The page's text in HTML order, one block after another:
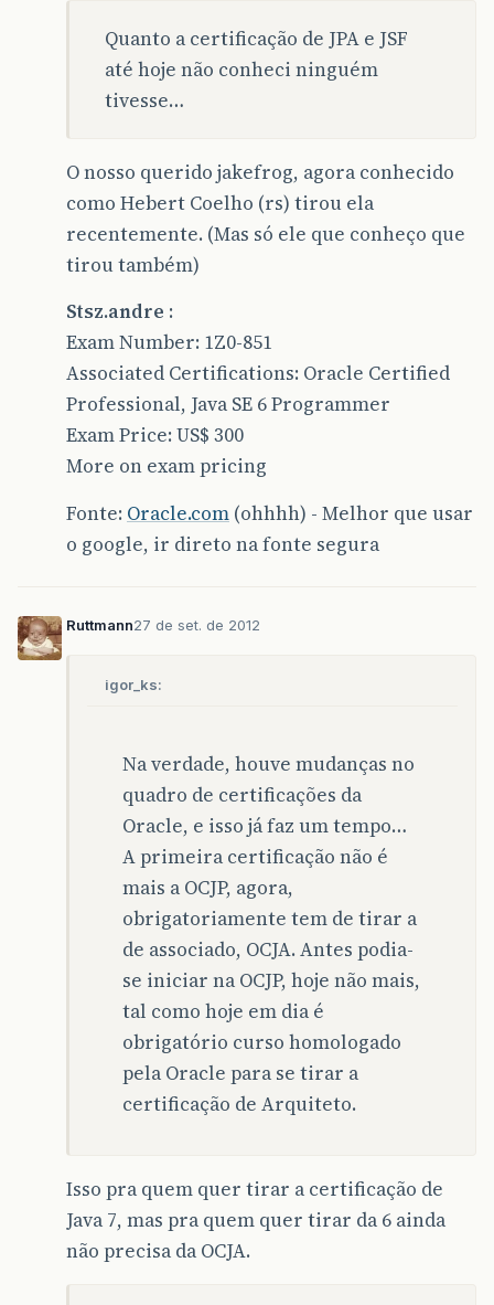
Quanto a certificação de JPA e JSF
até hoje não conheci ninguém
tivesse…
O nosso querido jakefrog, agora conhecido
como Hebert Coelho (rs) tirou ela
recentemente. (Mas só ele que conheço que
tirou também)
Stsz.andre :
Exam Number: 1Z0-851
Associated Certifications: Oracle Certified
Professional, Java SE 6 Programmer
Exam Price: US$ 300
More on exam pricing
Fonte: Oracle.com (ohhhh) - Melhor que usar
o google, ir direto na fonte segura
Ruttmann27 de set. de 2012
igor_ks:
Na verdade, houve mudanças no
quadro de certificações da
Oracle, e isso já faz um tempo…
A primeira certificação não é
mais a OCJP, agora,
obrigatoriamente tem de tirar a
de associado, OCJA. Antes podia-
se iniciar na OCJP, hoje não mais,
tal como hoje em dia é
obrigatório curso homologado
pela Oracle para se tirar a
certificação de Arquiteto.
Isso pra quem quer tirar a certificação de
Java 7, mas pra quem quer tirar da 6 ainda
não precisa da OCJA.